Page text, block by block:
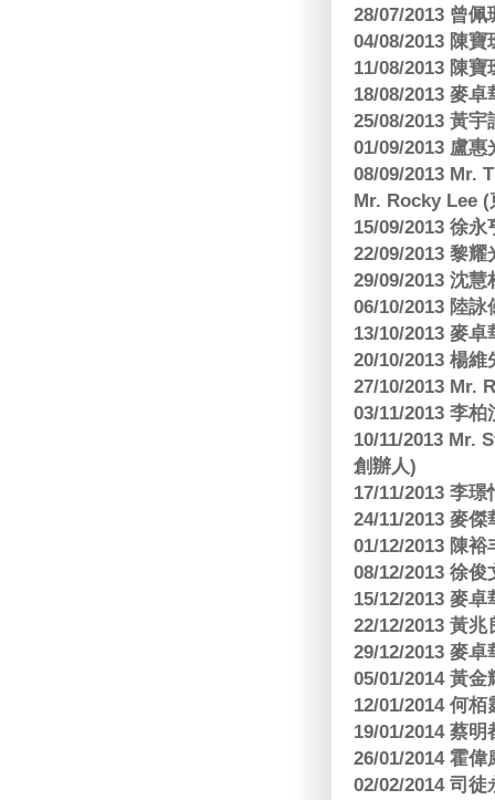
28/07/2013 曾
04/08/2013 陳
11/08/2013 陳
18/08/2013 麥
25/08/2013 黃
01/09/2013 盧
08/09/2013 Mr.
Mr. Rocky Lee
15/09/2013 徐
22/09/2013 黎
29/09/2013 沈
06/10/2013 陸
13/10/2013 麥
20/10/2013 楊
27/10/2013 Mr.
03/11/2013 李
10/11/2013 Mr.
創辦人)
17/11/2013 李
24/11/2013 麥
01/12/2013 陳
08/12/2013 徐
15/12/2013 麥
22/12/2013 黃
29/12/2013 麥
05/01/2014 黃
12/01/2014 何
19/01/2014 蔡
26/01/2014 霍
02/02/2014 司